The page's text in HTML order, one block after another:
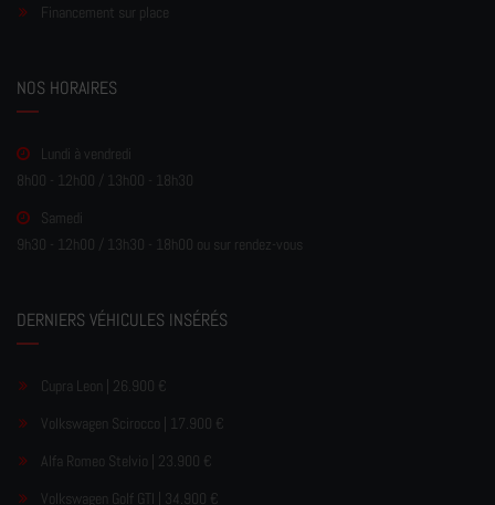
Financement sur place
NOS HORAIRES
Lundi à vendredi
8h00 - 12h00 / 13h00 - 18h30
Samedi
9h30 - 12h00 / 13h30 - 18h00 ou sur rendez-vous
DERNIERS VÉHICULES INSÉRÉS
Cupra Leon | 26.900 €
Volkswagen Scirocco | 17.900 €
Alfa Romeo Stelvio | 23.900 €
Volkswagen Golf GTI | 34.900 €